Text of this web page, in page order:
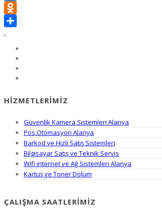
VK
Odnoklassniki
Share
HIZMETLERIMIZ
Güvenlik Kamera Sistemleri Alanya
Pos Otomasyon Alanya
Barkod ve Hızlı Satış Sistemleri
Bilgisayar Satış ve Teknik Servis
Wifi internet ve Ağ Sistemleri Alanya
Kartuş ve Toner Dolum
ÇALIŞMA SAATLERIMIZ